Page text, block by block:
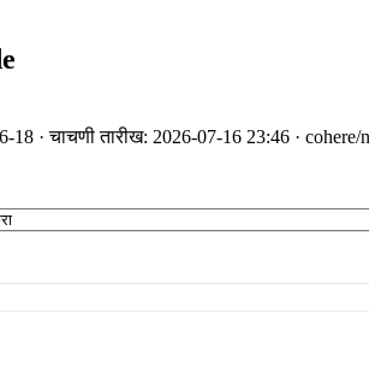
18 · चाचणी तारीख: 2026-07-16 23:46 · cohere/